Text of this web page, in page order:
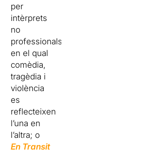
per
intèrprets
no
professionals
en el qual
comèdia,
tragèdia i
violència
es
reflecteixen
l’una en
l’altra; o
En Transit